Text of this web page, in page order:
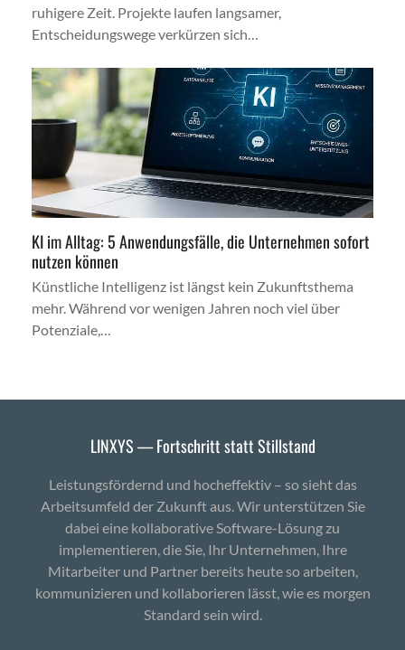
ruhigere Zeit. Projekte laufen langsamer,
Entscheidungswege verkürzen sich…
KI im Alltag: 5 Anwendungsfälle, die Unternehmen sofort
nutzen können
Künstliche Intelligenz ist längst kein Zukunftsthema
mehr. Während vor wenigen Jahren noch viel über
Potenziale,…
LINXYS — Fortschritt statt Stillstand
Leistungsfördernd und hocheffektiv – so sieht das
Arbeitsumfeld der Zukunft aus. Wir unterstützen Sie
dabei eine kollaborative Software-Lösung zu
implementieren, die Sie, Ihr Unternehmen, Ihre
Mitarbeiter und Partner bereits heute so arbeiten,
kommunizieren und kollaborieren lässt, wie es morgen
Standard sein wird.